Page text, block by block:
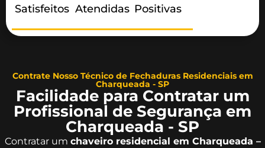
Satisfeitos Atendidas Positivas
Contrate Nosso Técnico de Fechaduras Residenciais em
Charqueada - SP
Facilidade para Contratar um
Profissional de Segurança em
Charqueada - SP
Contratar um chaveiro residencial em Charqueada –